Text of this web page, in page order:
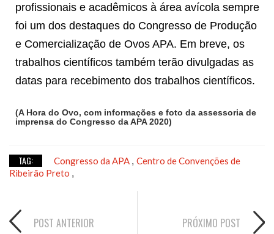
profissionais e acadêmicos à área avícola sempre
foi um dos destaques do Congresso de Produção
e Comercialização de Ovos APA. Em breve, os
trabalhos científicos também terão divulgadas as
datas para recebimento dos trabalhos científicos.
(A Hora do Ovo, com informações e foto da assessoria de
imprensa do Congresso da APA 2020)
TAG: Congresso da APA , Centro de Convenções de
Ribeirão Preto ,
POST ANTERIOR PRÓXIMO POST